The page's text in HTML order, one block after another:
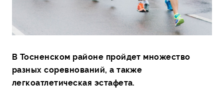
В Тосненском районе пройдет множество
разных соревнований, а также
легкоатлетическая эстафета.